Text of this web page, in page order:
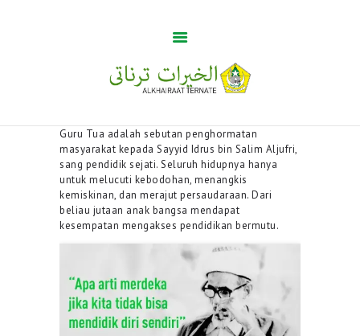
Home
Khabar
BUMA
Profile
Gallery
Guru Tua adalah sebutan penghormatan
masyarakat kepada Sayyid Idrus bin Salim Aljufri,
sang pendidik sejati. Seluruh hidupnya hanya
untuk melucuti kebodohan, menangkis
kemiskinan, dan merajut persaudaraan. Dari
beliau jutaan anak bangsa mendapat
kesempatan mengakses pendidikan bermutu.